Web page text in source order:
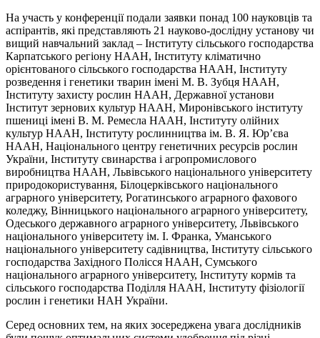
На участь у конференції подали заявки понад 100 науковців та
аспірантів, які представляють 21 науково-дослідну установу чи
вищий навчальний заклад – Інституту сільського господарства
Карпатського регіону НААН, Інституту кліматично
орієнтованого сільського господарства НААН, Інституту
розведення і генетики тварин імені М. В. Зубця НААН,
Інституту захисту рослин НААН, Державної установи
Інститут зернових культур НААН, Миронівського інституту
пшениці імені В. М. Ремесла НААН, Інституту олійних
культур НААН, Інституту рослинництва ім. В. Я. Юр’єва
НААН, Національного центру генетичних ресурсів рослин
України, Інституту свинарства і агропромислового
виробництва НААН, Львівського національного університету
природокористування, Білоцерківського національного
аграрного університету, Рогатинського аграрного фахового
коледжу, Вінницького національного аграрного університету,
Одеського державного аграрного університету, Львівського
національного університету ім. І. Франка, Уманського
національного університету садівництва, Інституту сільського
господарства Західного Полісся НААН, Сумського
національного аграрного університету, Інституту кормів та
сільського господарства Поділля НААН, Інституту фізіології
рослин і генетики НАН України.
Серед основних тем, на яких зосереджена увага дослідників